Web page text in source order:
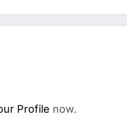
Profile now.